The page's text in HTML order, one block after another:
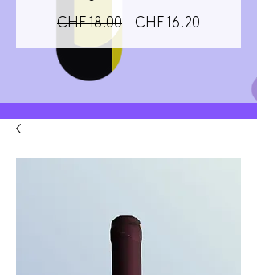
CHF 18.00 Standardpreis
CHF 16.20